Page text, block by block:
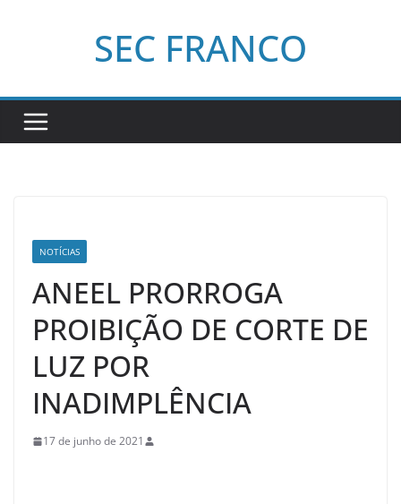
SEC FRANCO
NOTÍCIAS
ANEEL PRORROGA
PROIBIÇÃO DE CORTE DE
LUZ POR
INADIMPLÊNCIA
17 de junho de 2021